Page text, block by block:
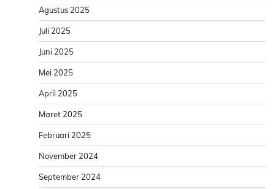
Agustus 2025
Juli 2025
Juni 2025
Mei 2025
April 2025
Maret 2025
Februari 2025
November 2024
September 2024